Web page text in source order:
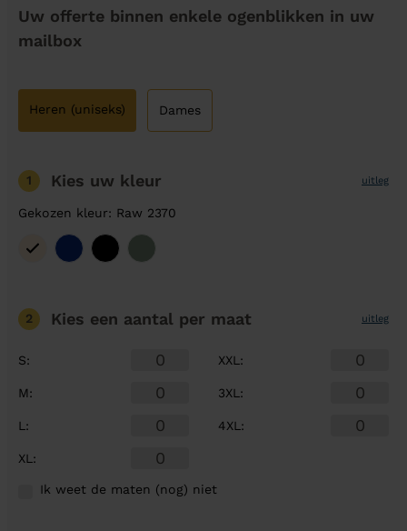
Uw offerte binnen enkele ogenblikken in uw
mailbox
Heren (uniseks) Dames
1 Kies uw kleur uitleg
Gekozen kleur: Raw 2370
2 Kies een aantal per maat uitleg
S:
M:
L :
XL :
XXL :
3XL :
4XL :
Ik weet de maten (nog) niet